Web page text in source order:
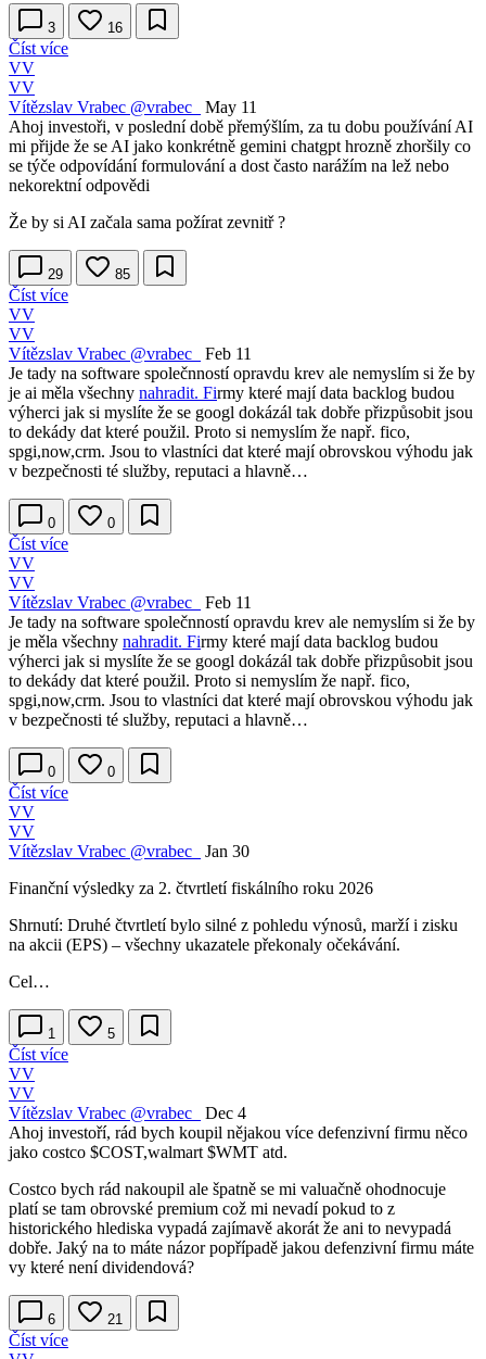
3 16
Číst více
VV
VV
Vítězslav Vrabec @vrabec_
May 11
Ahoj investoři, v poslední době přemýšlím, za tu dobu používání AI
mi přijde že se AI jako konkrétně gemini chatgpt hrozně zhoršily co
se týče odpovídání formulování a dost často narážím na lež nebo
nekorektní odpovědi
Že by si AI začala sama požírat zevnitř ?
29 85
Číst více
VV
VV
Vítězslav Vrabec @vrabec_
Feb 11
Je tady na software společnností opravdu krev ale nemyslím si že by
je ai měla všechny nahradit. Firmy které mají data backlog budou
výherci jak si myslíte že se googl dokázál tak dobře přizpůsobit jsou
to dekády dat které použil. Proto si nemyslím že např. fico,
spgi,now,crm. Jsou to vlastníci dat které mají obrovskou výhodu jak
v bezpečnosti té služby, reputaci a hlavně…
0 0
Číst více
VV
VV
Vítězslav Vrabec @vrabec_
Feb 11
Je tady na software společnností opravdu krev ale nemyslím si že by
je měla všechny nahradit. Firmy které mají data backlog budou
výherci jak si myslíte že se googl dokázál tak dobře přizpůsobit jsou
to dekády dat které použil. Proto si nemyslím že např. fico,
spgi,now,crm. Jsou to vlastníci dat které mají obrovskou výhodu jak
v bezpečnosti té služby, reputaci a hlavně…
0 0
Číst více
VV
VV
Vítězslav Vrabec @vrabec_
Jan 30
Finanční výsledky za 2. čtvrtletí fiskálního roku 2026
Shrnutí: Druhé čtvrtletí bylo silné z pohledu výnosů, marží i zisku
na akcii (EPS) – všechny ukazatele překonaly očekávání.
Cel…
1 5
Číst více
VV
VV
Vítězslav Vrabec @vrabec_
Dec 4
Ahoj investoří, rád bych koupil nějakou více defenzivní firmu něco
jako costco $COST,walmart $WMT atd.
Costco bych rád nakoupil ale špatně se mi valuačně ohodnocuje
platí se tam obrovské premium což mi nevadí pokud to z
historického hlediska vypadá zajímavě akorát že ani to nevypadá
dobře. Jaký na to máte názor popřípadě jakou defenzivní firmu máte
vy které není dividendová?
6 21
Číst více